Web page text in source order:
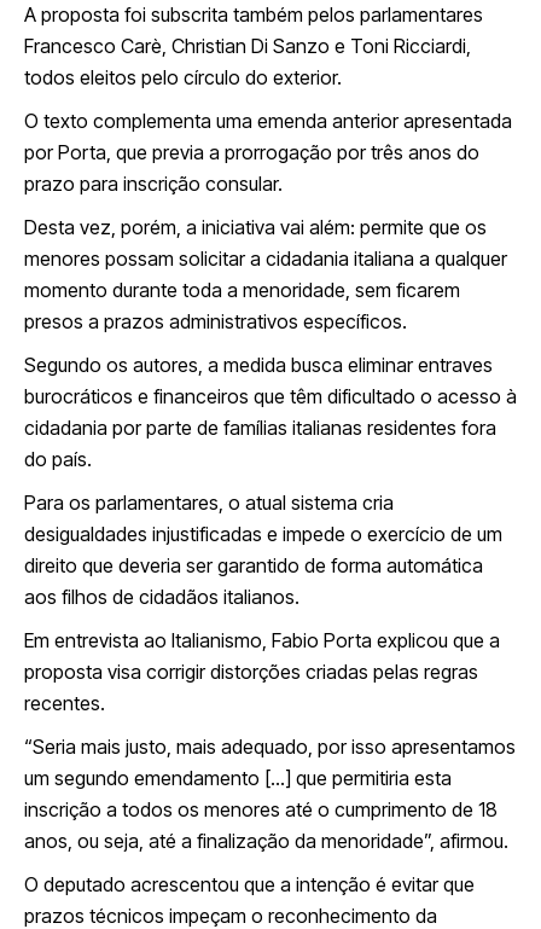
A proposta foi subscrita também pelos parlamentares
Francesco Carè, Christian Di Sanzo e Toni Ricciardi,
todos eleitos pelo círculo do exterior.
O texto complementa uma emenda anterior apresentada
por Porta, que previa a prorrogação por três anos do
prazo para inscrição consular.
Desta vez, porém, a iniciativa vai além: permite que os
menores possam solicitar a cidadania italiana a qualquer
momento durante toda a menoridade, sem ficarem
presos a prazos administrativos específicos.
Segundo os autores, a medida busca eliminar entraves
burocráticos e financeiros que têm dificultado o acesso à
cidadania por parte de famílias italianas residentes fora
do país.
Para os parlamentares, o atual sistema cria
desigualdades injustificadas e impede o exercício de um
direito que deveria ser garantido de forma automática
aos filhos de cidadãos italianos.
Em entrevista ao Italianismo, Fabio Porta explicou que a
proposta visa corrigir distorções criadas pelas regras
recentes.
“Seria mais justo, mais adequado, por isso apresentamos
um segundo emendamento […] que permitiria esta
inscrição a todos os menores até o cumprimento de 18
anos, ou seja, até a finalização da menoridade”, afirmou.
O deputado acrescentou que a intenção é evitar que
prazos técnicos impeçam o reconhecimento da